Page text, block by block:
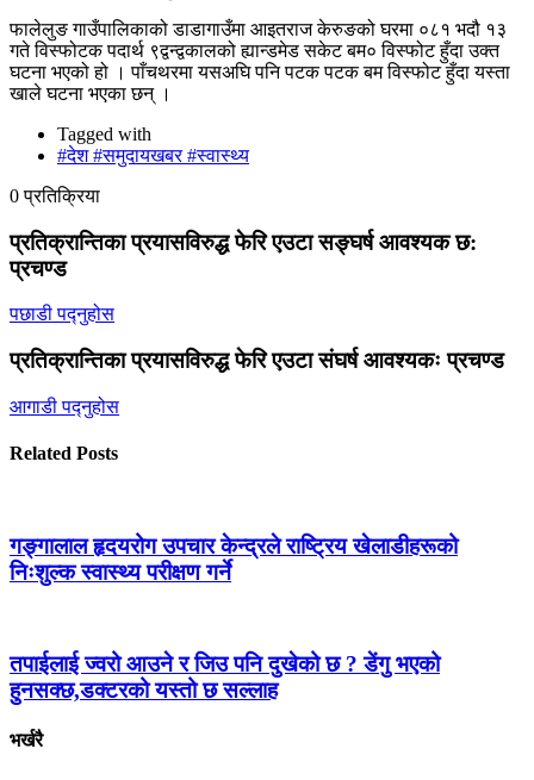
फालेलुङ गाउँपालिकाको डाडागाउँमा आइतराज केरुङको घरमा ०८१ भदौ १३
गते विस्फोटक पदार्थ ९द्वन्द्वकालको ह्यान्डमेड सकेट बम० विस्फोट हुँदा उक्त
घटना भएको हो । पाँचथरमा यसअघि पनि पटक पटक बम विस्फोट हुँदा यस्ता
खाले घटना भएका छन् ।
Tagged with
#देश #समुदायखबर #स्वास्थ्य
0 प्रतिक्रिया
प्रतिक्रान्तिका प्रयासविरुद्ध फेरि एउटा सङ्घर्ष आवश्यक छ:
प्रचण्ड
पछाडी पद्नुहोस
प्रतिक्रान्तिका प्रयासविरुद्ध फेरि एउटा संघर्ष आवश्यकः प्रचण्ड
आगाडी पद्नुहोस
Related Posts
गङ्गालाल हृदयरोग उपचार केन्द्रले राष्ट्रिय खेलाडीहरूको
निःशुल्क स्वास्थ्य परीक्षण गर्ने
तपाईलाई ज्वरो आउने र जिउ पनि दुखेको छ ? डेंगु भएको
हुनसक्छ,डक्टरको यस्तो छ सल्लाह
भर्खरै